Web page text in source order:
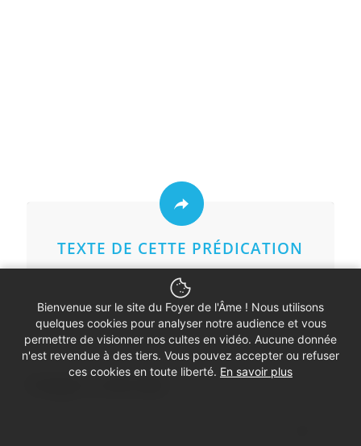
TEXTE DE CETTE PRÉDICATION
Bienvenue sur le site du Foyer de l'Âme ! Nous utilisons
quelques cookies pour analyser notre audience et vous
permettre de visionner nos cultes en vidéo. Aucune donnée
n'est revendue à des tiers. Vous pouvez accepter ou refuser
ces cookies en toute liberté. En savoir plus